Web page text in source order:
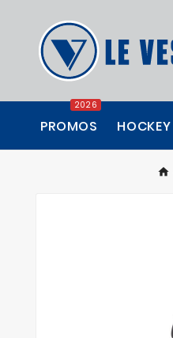
PROMOS
2026
HOCKEY